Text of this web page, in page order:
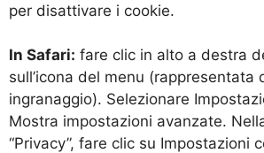
per disattivare i cookie.
In Safari: fare clic in alto a destra
sull’icona del menu (rappresentata
ingranaggio). Selezionare
Mostra impostazioni avanzate.
“Privacy”, fare clic su Impostazioni